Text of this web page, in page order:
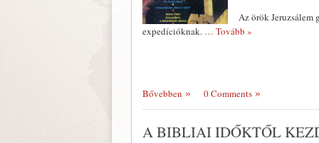
Az örök
expedícióknak. … Tovább »
Bővebben 0 Comments
A BIBLIAI IDŐKTŐL